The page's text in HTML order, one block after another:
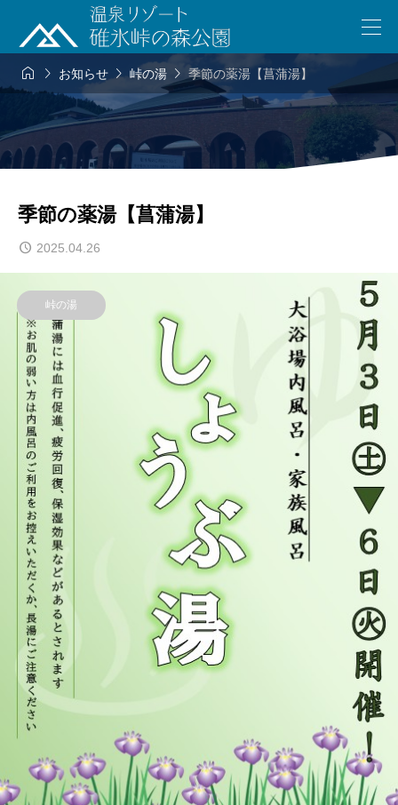
  お知らせ峠の湯 季節の薬湯【菖蒲湯】
季節の薬湯【菖蒲湯】
2025.04.26
峠の湯